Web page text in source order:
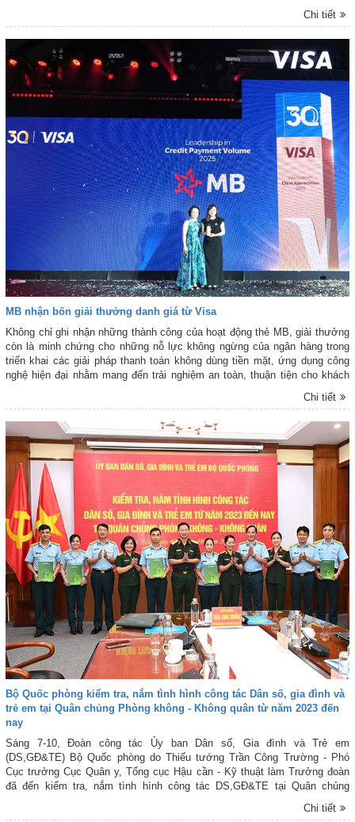
mừng. Cùng dự buổi gặp mặt có Đại tá Hán Văn Quy - Phó Chủ nhiệm
Hậu cần - Kỹ thuật Quân chủng; đại biểu lãnh đạo, chỉ huy các cơ quan,
thời kỳ; đại biểu các đơn vị kết nghĩa trên địa bàn và đông đủ cán bộ,
quân nhân chuyên nghiệp, chiến sĩ Kho K312.
Chi tiết
MB nhận bốn giải thưởng danh giá từ Visa
Không chỉ ghi nhận những thành công của hoạt động thẻ MB, giải thưởng
còn là minh chứng cho những nỗ lực không ngừng của ngân hàng trong
triển khai các giải pháp thanh toán không dùng tiền mặt, ứng dụng công
nghệ hiện đại nhằm mang đến trải nghiệm an toàn, thuận tiện cho khách
Chi tiết
Bộ Quốc phòng kiểm tra, nắm tình hình công tác Dân số, gia đình và
trẻ em tại Quân chủng Phòng không - Không quân từ năm 2023 đến
nay
Sáng 7-10, Đoàn công tác Ủy ban Dân số, Gia đình và Trẻ em
(DS,GĐ&TE) Bộ Quốc phòng do Thiếu tướng Trần Công Trường - Phó
Cục trưởng Cục Quân y, Tổng cục Hậu cần - Kỹ thuật làm Trưởng đoàn
đã đến kiểm tra, nắm tình hình công tác DS,GĐ&TE tại Quân chủng
Phòng không - Không quân (PK-KQ) từ năm 2023 đến nay. Tham gia Đoàn
công tác có Đại tá Nguyễn Huy Tuấn - Phó Chính ủy Quân chủng PK-KQ;
Chi tiết